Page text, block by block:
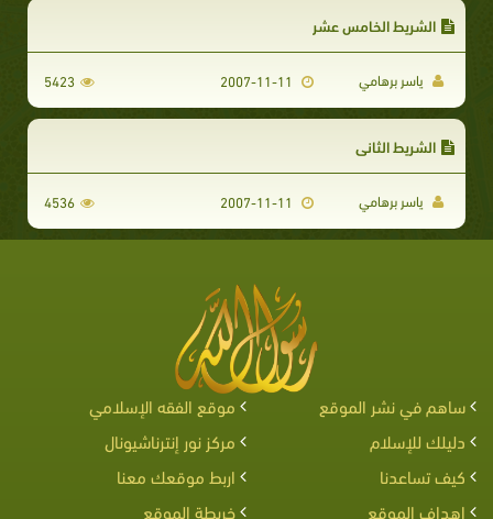
الشريط الخامس عشر
ياسر برهامي 5423
الشريط الثاني
ياسر برهامي 4536
ساهم في نشر الموقع
موقع الفقه الإسلامي
دليلك للإسلام
مركز نور إنترناشيونال
كيف تساعدنا
اربط موقعك معنا
اهداف الموقع
خريطة الموقع